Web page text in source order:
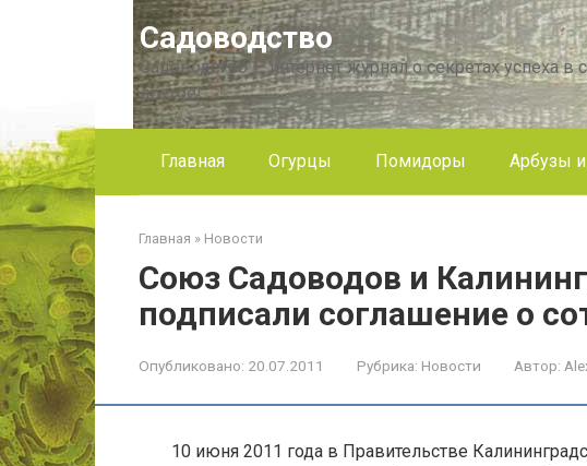
Садоводство
Садоводство — интернет журнал о секретах успеха в
другое!
Главная Огурцы Помидоры Арбузы
Главная » Новости
Союз Садоводов и
подписали соглашение о
Опубликовано: 20.07.2011 Рубрика: Новости Автор:
10 июня 2011 года в Правительстве